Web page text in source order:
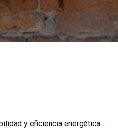
y eficiencia energética….